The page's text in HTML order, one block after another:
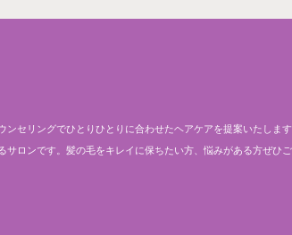
ンセリングでひとりひとりに合わせたヘアケアを提案いたしま
サロンです。髪の毛をキレイに保ちたい方、悩みがある方ぜひご